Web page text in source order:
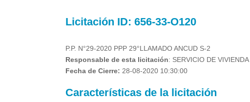
Licitación ID:656-33-O120
P.P. N°29-2020 PPP 29°LLAMADO ANCUD S-2
Responsable de esta licitación: SERVICIO DE
Fecha de Cierre: 28-08-2020 10:30:00
Características de la licitación